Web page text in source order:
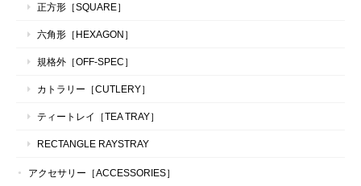
正方形［SQUARE］
六角形［HEXAGON］
規格外［OFF-SPEC］
カトラリー［CUTLERY］
ティートレイ［TEA TRAY］
RECTANGLE RAYSTRAY
アクセサリー［ACCESSORIES］